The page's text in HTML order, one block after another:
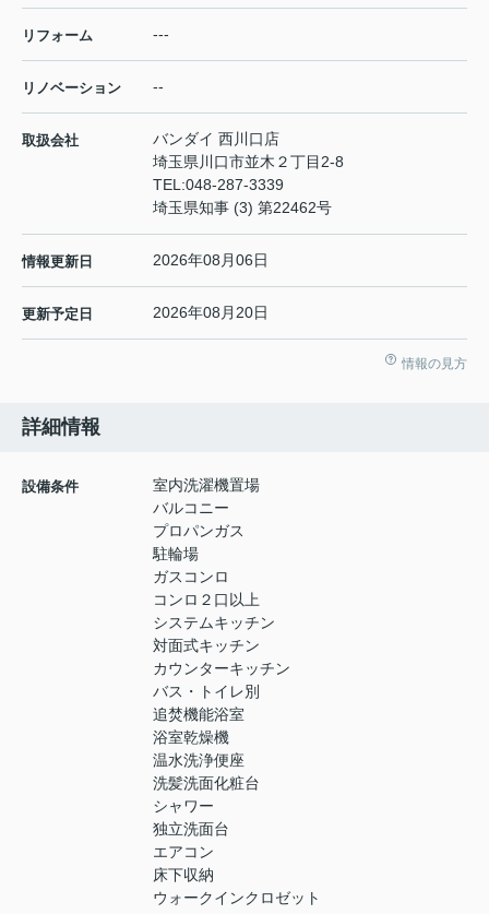
リフォーム ---
リノベーション --
取扱会社
バンダイ 西川口店
埼玉県川口市並木２丁目2-8
TEL:048-287-3339
埼玉県知事 (3) 第22462号
情報更新日 2026年08月06日
更新予定日 2026年08月20日
情報の見方
詳細情報
設備条件
室内洗濯機置場
バルコニー
プロパンガス
駐輪場
ガスコンロ
コンロ２口以上
システムキッチン
対面式キッチン
カウンターキッチン
バス・トイレ別
追焚機能浴室
浴室乾燥機
温水洗浄便座
洗髪洗面化粧台
シャワー
独立洗面台
エアコン
床下収納
ウォークインクロゼット